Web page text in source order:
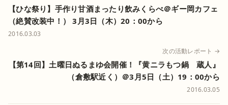
【ひな祭り】手作り甘酒まったり飲みくらべ＠ギー岡カフェ
（絶賛改装中！） 3月3日（木）20：00から
2016.03.03
次の活動レポート →
【第14回】土曜日ぬるまゆ会開催！『黄ニラもつ鍋 蔵人』
（倉敷駅近く）＠3月5日（土）19：00から
2016.03.05